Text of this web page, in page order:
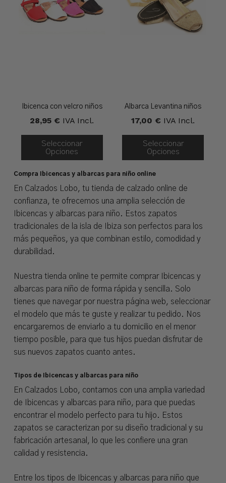
Ibicenca con velcro niños
28,95 € IVA Incl.
Seleccionar
Opciones
Albarca Levantina niños
17,00 € IVA Incl.
Seleccionar
Opciones
Compra Ibicencas y albarcas para niño online
En Calzados Lobo, tu tienda de calzado online de
confianza, te ofrecemos una amplia selección de
Ibicencas y albarcas para niño. Estos zapatos
tradicionales de la isla de Ibiza son perfectos para los
más pequeños, ya que combinan estilo, comodidad y
durabilidad.
Nuestra tienda online te permite comprar Ibicencas y
albarcas para niño de forma rápida y sencilla. Solo
tienes que navegar por nuestra página web, seleccionar
el modelo que más te guste y realizar tu pedido. Nos
encargaremos de enviarlo a tu domicilio en el menor
tiempo posible, para que tus hijos puedan disfrutar de
sus nuevos zapatos cuanto antes.
Tipos de Ibicencas y albarcas para niño
En Calzados Lobo, contamos con una amplia variedad
de Ibicencas y albarcas para niño, para que puedas
encontrar el modelo perfecto para tu hijo. Estos
zapatos se caracterizan por su diseño tradicional y su
fabricación artesanal, lo que les confiere una gran
calidad y resistencia.
Entre los tipos de Ibicencas y albarcas para niño que